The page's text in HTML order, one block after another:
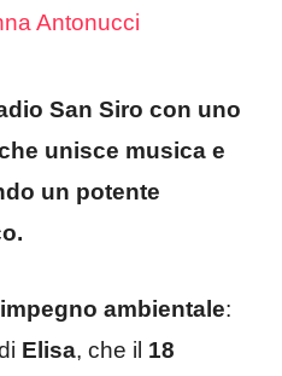
Antonucci
San Siro con uno
unisce musica e
un potente
impegno ambientale:
Elisa, che il 18